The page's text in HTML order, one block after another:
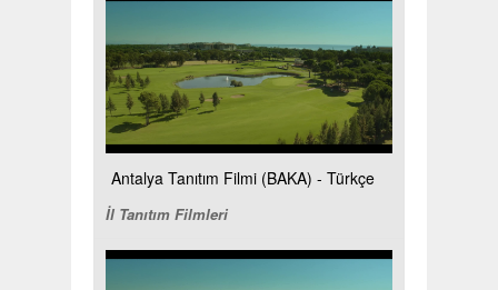
Antalya Tanıtım Filmi (BAKA) - Türkçe
İl Tanıtım Filmleri